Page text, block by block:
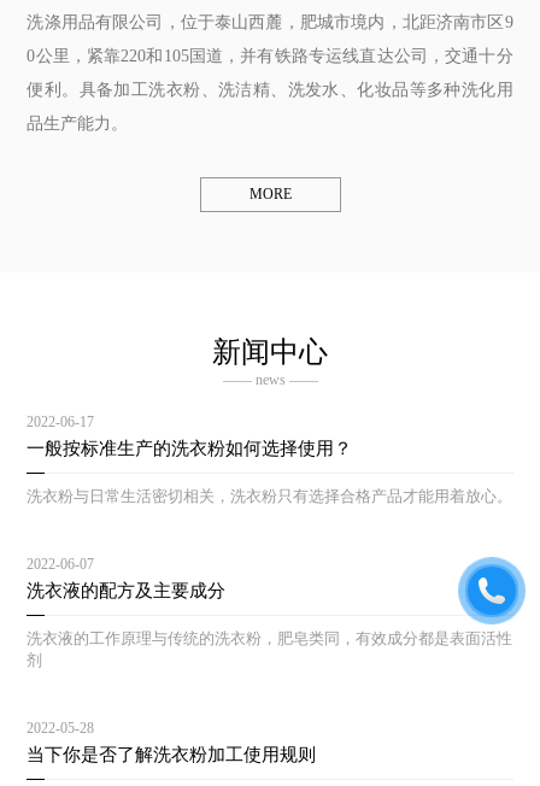
洗涤用品有限公司，位于泰山西麓，肥城市境内，北距济南市区9
0公里，紧靠220和105国道，并有铁路专运线直达公司，交通十分
便利。具备加工洗衣粉、洗洁精、洗发水、化妆品等多种洗化用
品生产能力。
MORE
新闻中心
—— news ——
2022-06-17
一般按标准生产的洗衣粉如何选择使用？
洗衣粉与日常生活密切相关，洗衣粉只有选择合格产品才能用着放心。
2022-06-07
洗衣液的配方及主要成分
洗衣液的工作原理与传统的洗衣粉，肥皂类同，有效成分都是表面活性
剂
2022-05-28
当下你是否了解洗衣粉加工使用规则